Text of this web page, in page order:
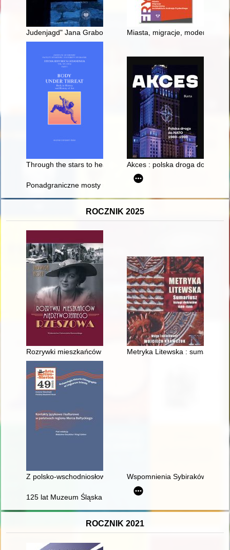
Judenjagd" Jana Grabowskiego : przyczynek do badań nad
Miasta, migracje, modernizmy
Through the stars to health", or Latromathematics in rescue
Akces : polska droga do NATO
Ponadgraniczne mosty redaktor Ewy Mielczarek w XX i XXI
ROCZNIK 2025
Rozrywki mieszkańców międzywojennego Rzeszowa
Metryka Litewska : sumariusz
Z polsko-wschodniosłowiańskich kontaktów językowych :
Wspomnienia Sybiraków :
125 lat Muzeum Śląska Opolskiego
ROCZNIK 2021